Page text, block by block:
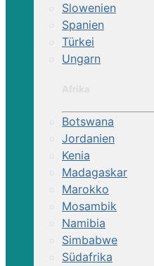
Slowenien
Spanien
Türkei
Ungarn
Botswana
Jordanien
Kenia
Madagaskar
Marokko
Mosambik
Namibia
Simbabwe
Südafrika